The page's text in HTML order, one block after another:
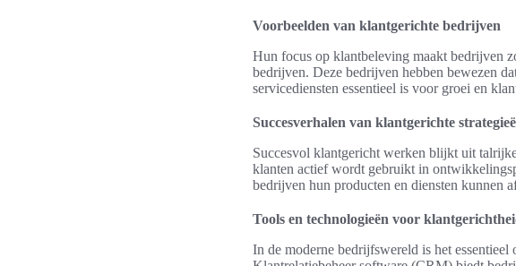
Voorbeelden van klantgerichte bedrijven
Hun focus op klantbeleving maakt bedrijven
bedrijven. Deze bedrijven hebben bewezen
servicediensten essentieel is voor groei en
Succesverhalen van klantgerichte
Succesvol klantgericht werken blijkt uit
klanten actief wordt gebruikt in
bedrijven hun producten en diensten kunnen
Tools en technologieën voor
In de moderne bedrijfswereld is het